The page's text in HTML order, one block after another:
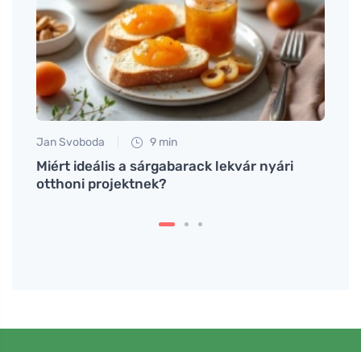
Jan Svoboda 9 min
Miért ideális a sárgabarack lekvár nyári
otthoni projektnek?